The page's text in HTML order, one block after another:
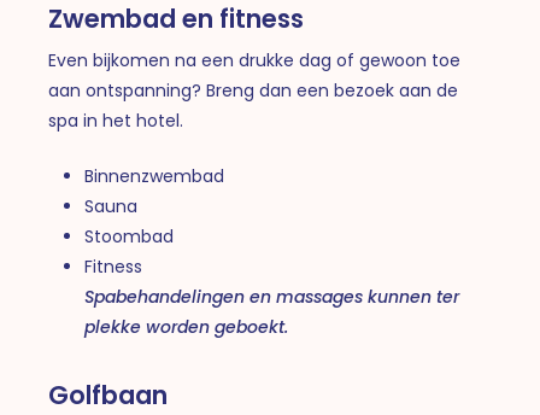
Zwembad en fitness
Even bijkomen na een drukke dag of gewoon toe
aan ontspanning? Breng dan een bezoek aan de
spa in het hotel.
Binnenzwembad
Sauna
Stoombad
Fitness
Spabehandelingen en massages kunnen ter
plekke worden geboekt.
Golfbaan